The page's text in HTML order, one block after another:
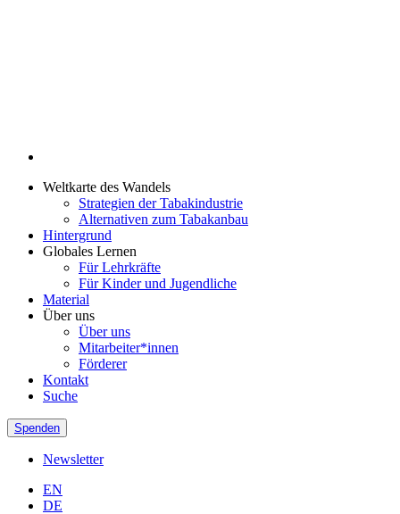
Weltkarte des Wandels
Strategien der Tabakindustrie
Alternativen zum Tabakanbau
Hintergrund
Globales Lernen
Für Lehrkräfte
Für Kinder und Jugendliche
Material
Über uns
Über uns
Mitarbeiter*innen
Förderer
Kontakt
Suche
Spenden
Newsletter
EN
DE